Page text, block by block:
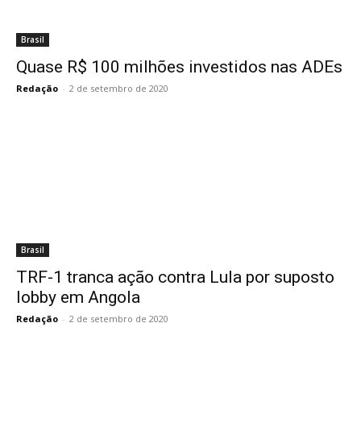
Brasil
Quase R$ 100 milhões investidos nas ADEs
Redação - 2 de setembro de 2020
Brasil
TRF-1 tranca ação contra Lula por suposto
lobby em Angola
Redação - 2 de setembro de 2020